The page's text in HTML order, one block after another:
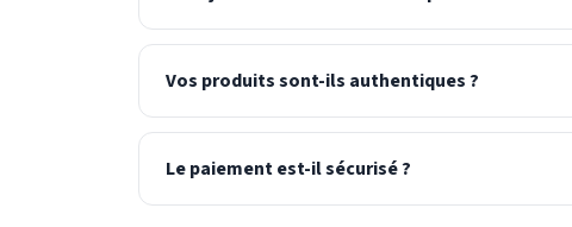
Vos produits sont-ils authentiques ?
Le paiement est-il sécurisé ?